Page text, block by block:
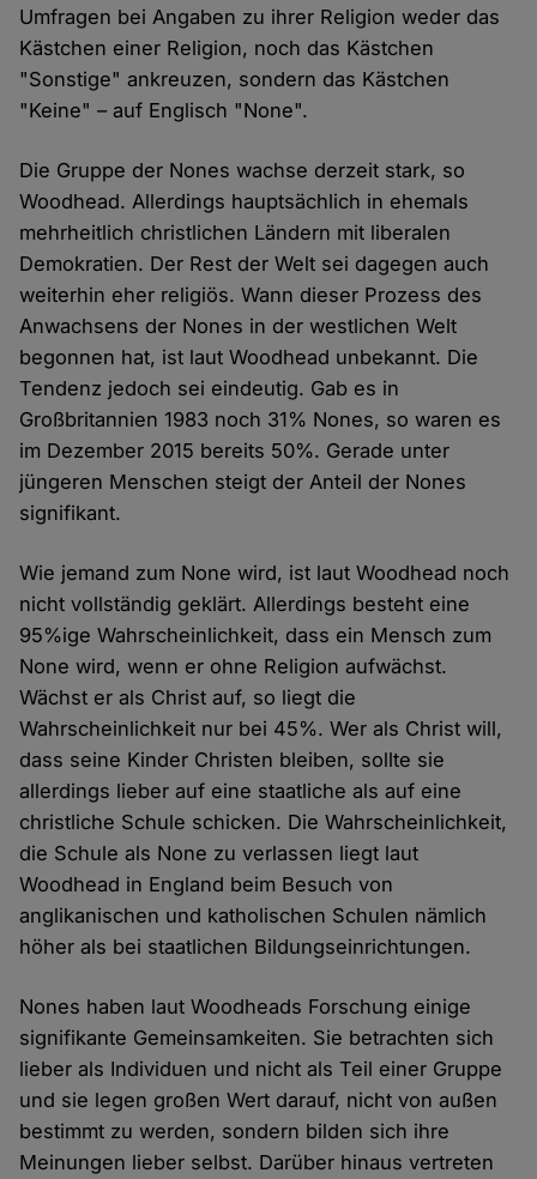
Umfragen bei Angaben zu ihrer Religion weder das
Kästchen einer Religion, noch das Kästchen
"Sonstige" ankreuzen, sondern das Kästchen
"Keine" – auf Englisch "None".
Die Gruppe der Nones wachse derzeit stark, so
Woodhead. Allerdings hauptsächlich in ehemals
mehrheitlich christlichen Ländern mit liberalen
Demokratien. Der Rest der Welt sei dagegen auch
weiterhin eher religiös. Wann dieser Prozess des
Anwachsens der Nones in der westlichen Welt
begonnen hat, ist laut Woodhead unbekannt. Die
Tendenz jedoch sei eindeutig. Gab es in
Großbritannien 1983 noch 31% Nones, so waren es
im Dezember 2015 bereits 50%. Gerade unter
jüngeren Menschen steigt der Anteil der Nones
signifikant.
Wie jemand zum None wird, ist laut Woodhead noch
nicht vollständig geklärt. Allerdings besteht eine
95%ige Wahrscheinlichkeit, dass ein Mensch zum
None wird, wenn er ohne Religion aufwächst.
Wächst er als Christ auf, so liegt die
Wahrscheinlichkeit nur bei 45%. Wer als Christ will,
dass seine Kinder Christen bleiben, sollte sie
allerdings lieber auf eine staatliche als auf eine
christliche Schule schicken. Die Wahrscheinlichkeit,
die Schule als None zu verlassen liegt laut
Woodhead in England beim Besuch von
anglikanischen und katholischen Schulen nämlich
höher als bei staatlichen Bildungseinrichtungen.
Nones haben laut Woodheads Forschung einige
signifikante Gemeinsamkeiten. Sie betrachten sich
lieber als Individuen und nicht als Teil einer Gruppe
und sie legen großen Wert darauf, nicht von außen
bestimmt zu werden, sondern bilden sich ihre
Meinungen lieber selbst. Darüber hinaus vertreten